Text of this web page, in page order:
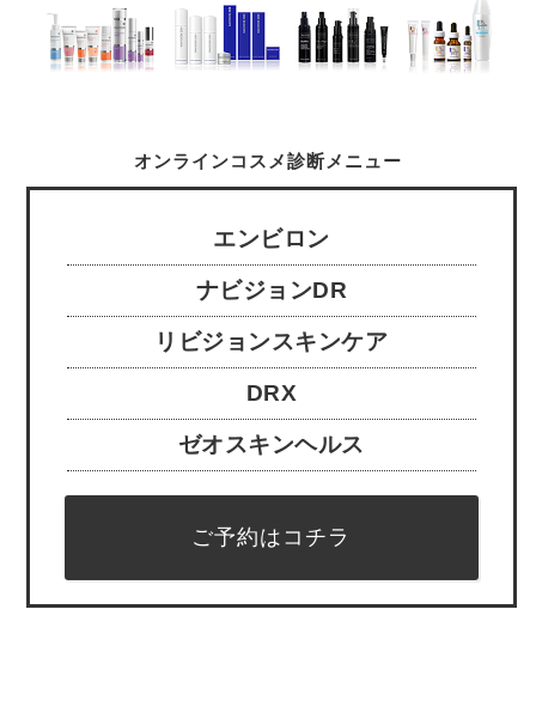
オンラインコスメ診断メニュー
エンビロン
ナビジョンDR
リビジョンスキンケア
DRX
ゼオスキンヘルス
ご予約はコチラ